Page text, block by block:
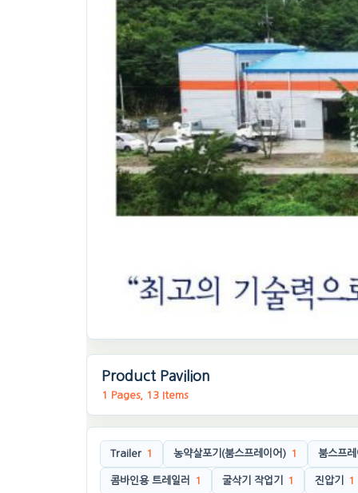
Product Pavilion
1 Pages, 13 Items
Trailer 1 농약살포기(붐스프레이어) 1 붐스프
콤바인용 트레일러 1 굴삭기 작업기 1 진압기 1